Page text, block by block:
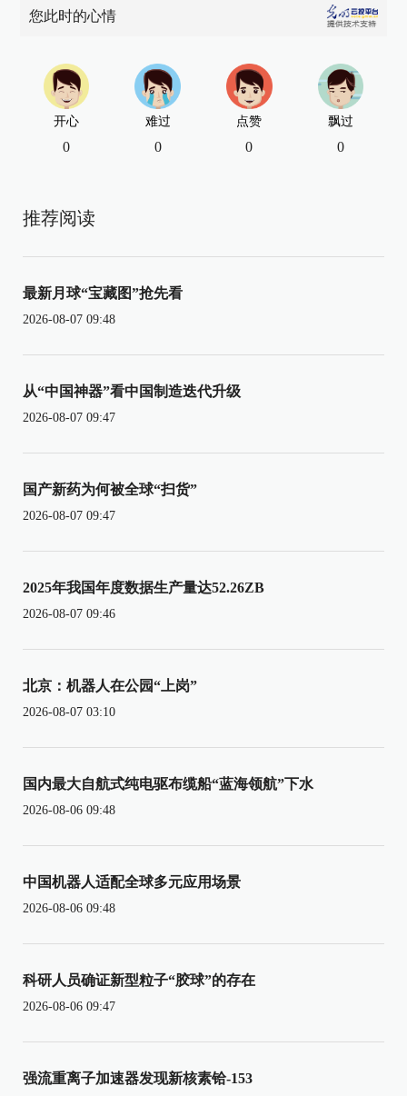
您此时的心情
开心
0
难过
0
点赞
0
飘过
0
推荐阅读
最新月球“宝藏图”抢先看
2026-08-07 09:48
从“中国神器”看中国制造迭代升级
2026-08-07 09:47
国产新药为何被全球“扫货”
2026-08-07 09:47
2025年我国年度数据生产量达52.26ZB
2026-08-07 09:46
北京：机器人在公园“上岗”
2026-08-07 03:10
国内最大自航式纯电驱布缆船“蓝海领航”下水
2026-08-06 09:48
中国机器人适配全球多元应用场景
2026-08-06 09:48
科研人员确证新型粒子“胶球”的存在
2026-08-06 09:47
强流重离子加速器发现新核素铪-153